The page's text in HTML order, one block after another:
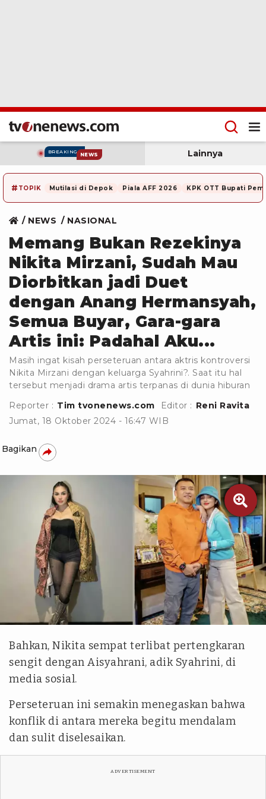
BREAKING NEWS Lainnya
# TOPIK Mutilasi di Depok Piala AFF 2026 KPK OTT Bupati
NEWS NASIONAL
Memang Bukan Rezekinya
Nikita Mirzani, Sudah Mau
Diorbitkan jadi Duet
dengan Anang Hermansyah,
Semua Buyar, Gara-gara
Artis ini: Padahal Aku...
Masih ingat kisah perseteruan antara aktris kontroversi
Nikita Mirzani dengan keluarga Syahrini?. Saat itu hal
tersebut menjadi drama artis terpanas di dunia hiburan
Reporter : Tim tvonenews.com Editor : Reni Ravita
Jumat, 18 Oktober 2024 - 16:47 WIB
Bagikan

Kolase tvOnenews
Bahkan, Nikita sempat terlibat pertengkaran
sengit dengan Aisyahrani, adik Syahrini, di
media sosial.
Perseteruan ini semakin menegaskan bahwa
konflik di antara mereka begitu mendalam
dan sulit diselesaikan.
ADVERTISEMENT